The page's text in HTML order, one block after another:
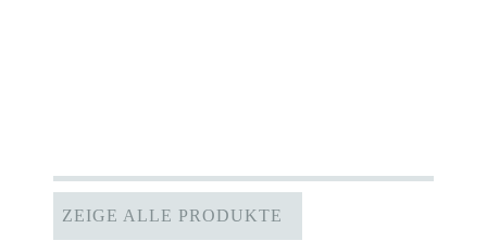
ZEIGE ALLE PRODUKTE